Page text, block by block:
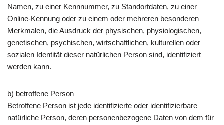
Namen, zu einer Kennnummer, zu Standortdaten, zu einer
Online-Kennung oder zu einem oder mehreren besonderen
Merkmalen, die Ausdruck der physischen, physiologischen,
genetischen, psychischen, wirtschaftlichen, kulturellen oder
sozialen Identität dieser natürlichen Person sind, identifiziert
werden kann.
b) betroffene Person
Betroffene Person ist jede identifizierte oder identifizierbare
natürliche Person, deren personenbezogene Daten von dem für